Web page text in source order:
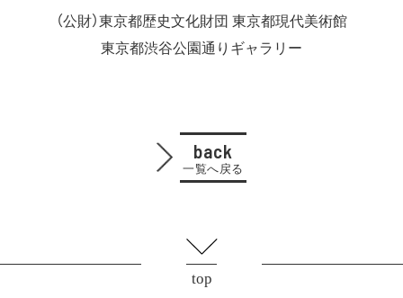
（公財）東京都歴史文化財団 東京都現代美術館
東京都渋谷公園通りギャラリー
back
一覧へ戻る
top